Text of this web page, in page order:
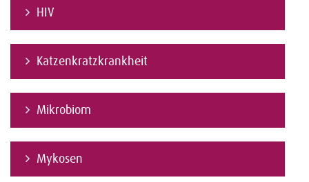
HIV
Katzenkratzkrankheit
Mikrobiom
Mykosen